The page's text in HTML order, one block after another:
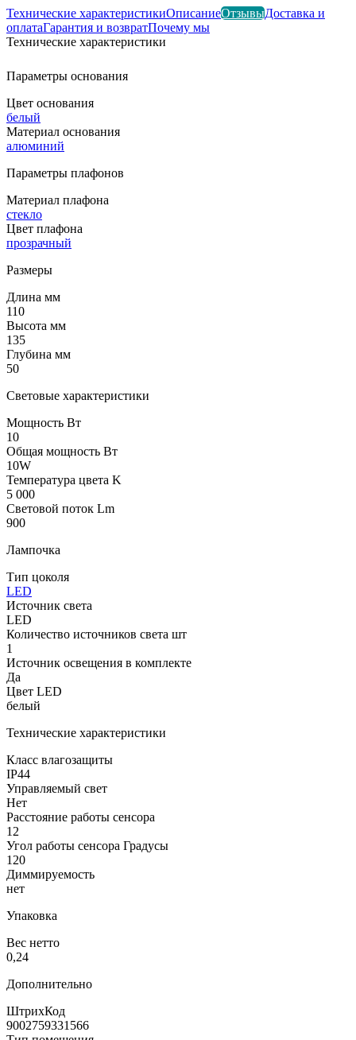
Технические характеристикиОписаниеОтзывыДоставка и
оплатаГарантия и возвратПочему мы
Технические характеристики
Параметры основания
Цвет основания
белый
Материал основания
алюминий
Параметры плафонов
Материал плафона
стекло
Цвет плафона
прозрачный
Размеры
Длина мм
110
Высота мм
135
Глубина мм
50
Световые характеристики
Мощность Вт
10
Общая мощность Вт
10W
Температура цвета K
5 000
Световой поток Lm
900
Лампочка
Тип цоколя
LED
Источник света
LED
Количество источников света шт
1
Источник освещения в комплекте
Да
Цвет LED
белый
Технические характеристики
Класс влагозащиты
IP44
Управляемый свет
Нет
Расстояние работы сенсора
12
Угол работы сенсора Градусы
120
Диммируемость
нет
Упаковка
Вес нетто
0,24
Дополнительно
ШтрихКод
9002759331566